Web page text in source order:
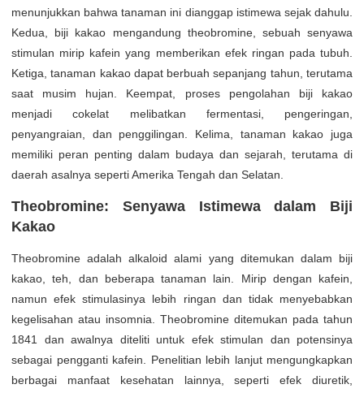
menunjukkan bahwa tanaman ini dianggap istimewa sejak dahulu.
Kedua, biji kakao mengandung theobromine, sebuah senyawa
stimulan mirip kafein yang memberikan efek ringan pada tubuh.
Ketiga, tanaman kakao dapat berbuah sepanjang tahun, terutama
saat musim hujan. Keempat, proses pengolahan biji kakao
menjadi cokelat melibatkan fermentasi, pengeringan,
penyangraian, dan penggilingan. Kelima, tanaman kakao juga
memiliki peran penting dalam budaya dan sejarah, terutama di
daerah asalnya seperti Amerika Tengah dan Selatan.
Theobromine: Senyawa Istimewa dalam Biji
Kakao
Theobromine adalah alkaloid alami yang ditemukan dalam biji
kakao, teh, dan beberapa tanaman lain. Mirip dengan kafein,
namun efek stimulasinya lebih ringan dan tidak menyebabkan
kegelisahan atau insomnia. Theobromine ditemukan pada tahun
1841 dan awalnya diteliti untuk efek stimulan dan potensinya
sebagai pengganti kafein. Penelitian lebih lanjut mengungkapkan
berbagai manfaat kesehatan lainnya, seperti efek diuretik,